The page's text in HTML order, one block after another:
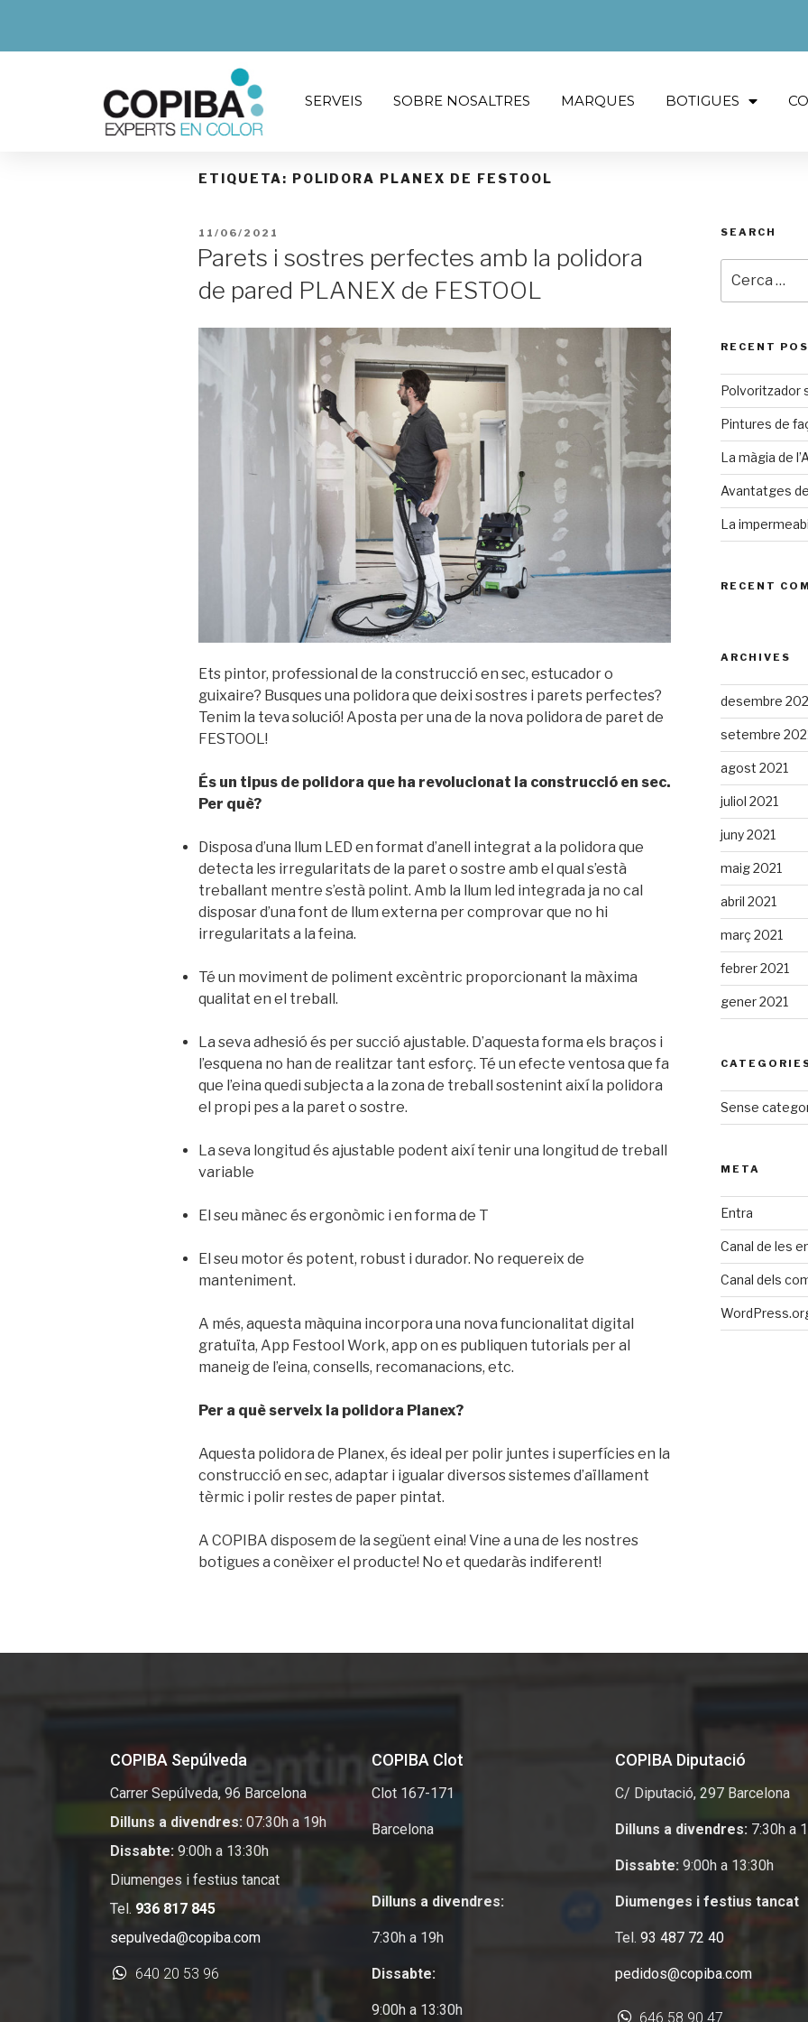
SERVEIS SOBRE NOSALTRES MARQUES BOTIGUES
ETIQUETA: POLIDORA PLANEX DE FESTOOL
11/06/2021
Parets i sostres perfectes amb la polidora
de pared PLANEX de FESTOOL
Ets pintor, professional de la construcció en sec, estucador o
guixaire? Busques una polidora que deixi sostres i parets perfectes?
Tenim la teva solució! Aposta per una de la nova polidora de paret de
FESTOOL!
És un tipus de polidora que ha revolucionat la construcció en sec.
Per què?
Disposa d’una llum LED en format d’anell integrat a la polidora que
detecta les irregularitats de la paret o sostre amb el qual s’està
treballant mentre s’està polint. Amb la llum led integrada ja no cal
disposar d’una font de llum externa per comprovar que no hi
irregularitats a la feina.
Té un moviment de poliment excèntric proporcionant la màxima
qualitat en el treball.
La seva adhesió és per succió ajustable. D’aquesta forma els braços i
l’esquena no han de realitzar tant esforç. Té un efecte ventosa que fa
que l’eina quedi subjecta a la zona de treball sostenint així la polidora
el propi pes a la paret o sostre.
La seva longitud és ajustable podent així tenir una longitud de treball
variable
El seu mànec és ergonòmic i en forma de T
El seu motor és potent, robust i durador. No requereix de
manteniment.
A més, aquesta màquina incorpora una nova funcionalitat digital
gratuïta, App Festool Work, app on es publiquen tutorials per al
maneig de l’eina, consells, recomanacions, etc.
Per a què serveix la polidora Planex?
Aquesta polidora de Planex, és ideal per polir juntes i superfícies en la
construcció en sec, adaptar i igualar diversos sistemes d’aïllament
tèrmic i polir restes de paper pintat.
A COPIBA disposem de la següent eina! Vine a una de les nostres
botigues a conèixer el producte! No et quedaràs indiferent!
SEARCH
RECENT
Polvoritzador
Pintures de
La màgia de
Avantatges
La
RECENT
ARCHIVES
desembre
setembre
agost 2021
juliol 2021
juny 2021
maig 2021
abril 2021
març 2021
febrer 2021
gener 2021
Sense
META
Entra
Canal de les
Canal dels
COPIBA Sepúlveda
Carrer Sepúlveda, 96 Barcelona
Dilluns a divendres: 07:30h a 19h
Dissabte: 9:00h a 13:30h
Diumenges i festius tancat
Tel. 936 817 845
sepulveda@copiba.com
640 20 53 96
COPIBA Clot
Clot 167-171
Barcelona
Dilluns a divendres:
7:30h a 19h
Dissabte:
9:00h a 13:30h
COPIBA Diputació
C/ Diputació, 297 Barcelona
Dilluns a divendres: 7:30h a
Dissabte: 9:00h a 13:30h
Diumenges i festius tancat
Tel. 93 487 72 40
pedidos@copiba.com
646 58 90 47